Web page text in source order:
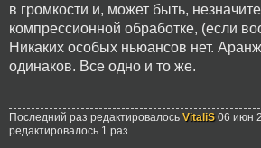
в громкости и, может быть,
компрессионной обработке, (если
Никаких особых ньюансов нет.
одинаков. Все одно и то же.
Последний раз редактировалось VitaliS06 июн
редактировалось 1 раз.